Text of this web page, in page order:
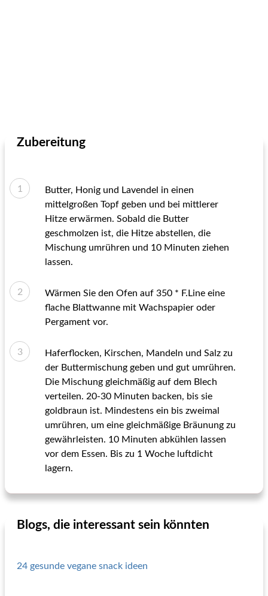
Zubereitung
Butter, Honig und Lavendel in einen
mittelgroßen Topf geben und bei mittlerer
Hitze erwärmen. Sobald die Butter
geschmolzen ist, die Hitze abstellen, die
Mischung umrühren und 10 Minuten ziehen
lassen.
Wärmen Sie den Ofen auf 350 * F.Line eine
flache Blattwanne mit Wachspapier oder
Pergament vor.
Haferflocken, Kirschen, Mandeln und Salz zu
der Buttermischung geben und gut umrühren.
Die Mischung gleichmäßig auf dem Blech
verteilen. 20-30 Minuten backen, bis sie
goldbraun ist. Mindestens ein bis zweimal
umrühren, um eine gleichmäßige Bräunung zu
gewährleisten. 10 Minuten abkühlen lassen
vor dem Essen. Bis zu 1 Woche luftdicht
lagern.
Blogs, die interessant sein könnten
24 gesunde vegane snack ideen